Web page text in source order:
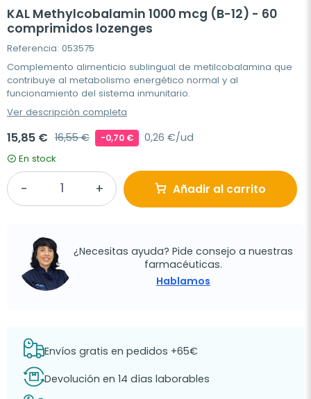
KAL Methylcobalamin 1000 mcg (B-12) - 60
comprimidos lozenges
Referencia: 053575
Complemento alimenticio sublingual de metilcobalamina que
contribuye al metabolismo energético normal y al
funcionamiento del sistema inmunitario.
Ver descripción completa
15,85 € 16,55 € -0,70 € 0,26 €/ud
En stock
Añadir al carrito
¿Necesitas ayuda? Pide consejo a nuestras
farmacéuticas.
Hablamos
Envíos gratis en pedidos +65€
Devolución en 14 días laborables